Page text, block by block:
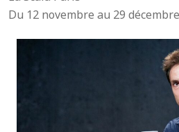
Du 12 novembre au 29